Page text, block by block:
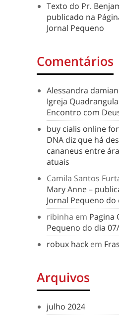
Texto do Pr.
publicado na
Jornal Pequeno
Comentários
Alessandra
Igreja
Encontro com
buy cialis online
DNA diz que há
cananeus entre
atuais
Camila Santos
Mary Anne –
Jornal Pequeno
ribinha em Pagina
Pequeno do dia
robux hack em
Arquivos
julho 2024